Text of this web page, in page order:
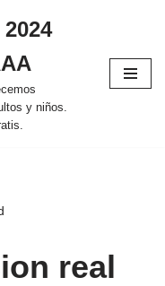
y niños.
real